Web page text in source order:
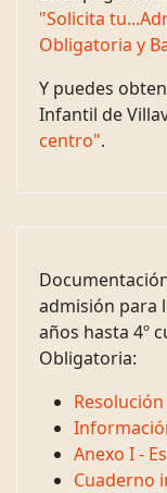
"Solicita
Obligatoria y
Y puedes
Infantil de
centro".
admisión para
años hasta 4º
Obligatoria:
Anexo I -
Cuaderno